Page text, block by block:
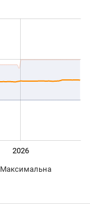
2026
Максимальна